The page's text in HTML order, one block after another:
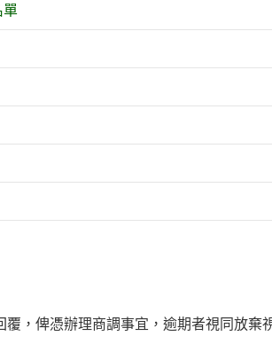
單
，俾憑辦理商調事宜，逾期者視同放棄